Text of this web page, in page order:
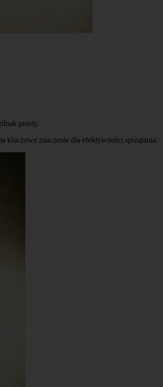
prosty.
kluczowe znaczenie dla efektywności sprzątania.